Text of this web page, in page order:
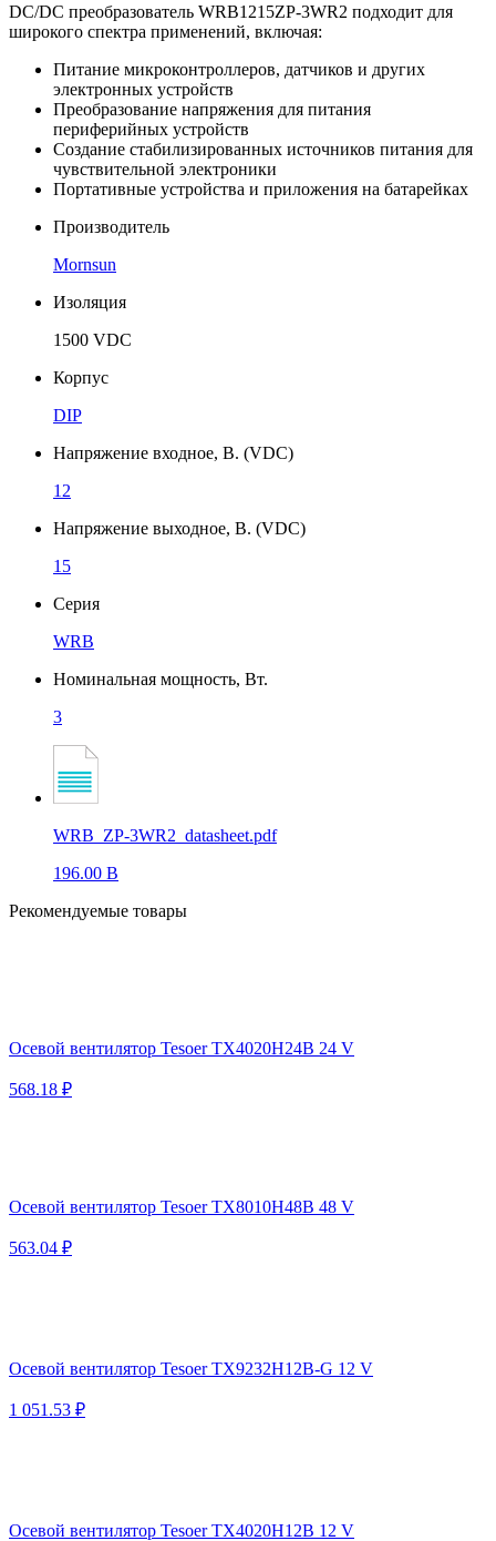
DC/DC преобразователь WRB1215ZP-3WR2 подходит для
широкого спектра применений, включая:
Питание микроконтроллеров, датчиков и других
электронных устройств
Преобразование напряжения для питания
периферийных устройств
Создание стабилизированных источников питания для
чувствительной электроники
Портативные устройства и приложения на батарейках
Производитель
Mornsun
Изоляция
1500 VDC
Корпус
DIP
Напряжение входное, В. (VDC)
12
Напряжение выходное, В. (VDC)
15
Серия
WRB
Номинальная мощность, Вт.
3
WRB_ZP-3WR2_datasheet.pdf
196.00 B
Рекомендуемые товары
Осевой вентилятор Tesoer TX4020H24B 24 V
568.18 ₽
Осевой вентилятор Tesoer TX8010H48B 48 V
563.04 ₽
Осевой вентилятор Tesoer TX9232H12B-G 12 V
1 051.53 ₽
Осевой вентилятор Tesoer TX4020H12B 12 V